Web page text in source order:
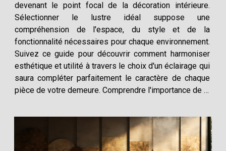
devenant le point focal de la décoration intérieure.
Sélectionner le lustre idéal suppose une
compréhension de l'espace, du style et de la
fonctionnalité nécessaires pour chaque environnement.
Suivez ce guide pour découvrir comment harmoniser
esthétique et utilité à travers le choix d'un éclairage qui
saura compléter parfaitement le caractère de chaque
pièce de votre demeure. Comprendre l'importance de la
lustre, prendre en compte sa...